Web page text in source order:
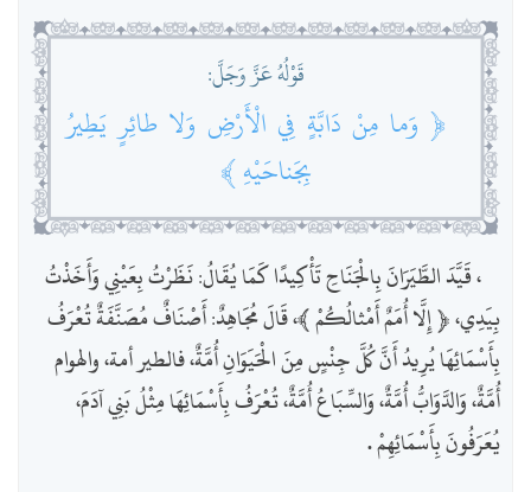
قَوْلُهُ عَزَّ وَجَلَّ:
﴿ وَما مِنْ دَابَّةٍ فِي الْأَرْضِ وَلا طائِرٍ يَطِيرُ
بِجَناحَيْهِ ﴾
، قَيَّدَ الطَّيَرَانَ بِالْجَنَاحِ تَأْكِيدًا كَمَا يُقَالُ: نَظَرْتُ بِعَيْنِي وَأَخَذْتُ
بِيَدِي، ﴿ إِلَّا أُمَمٌ أَمْثالُكُمْ ﴾، قَالَ مُجَاهِدٌ: أَصْنَافٌ مُصَنَّفَةٌ تُعْرَفُ
بِأَسْمَائِهَا يُرِيدُ أَنَّ كُلَّ جِنْسٍ مِنَ الْحَيَوَانِ أُمَّةٌ، فالطير أمة، والهوام
أُمَّةٌ، وَالدَّوَابُّ أُمَّةٌ، وَالسِّبَاعُ أُمَّةٌ، تُعْرَفُ بِأَسْمَائِهَا مِثْلُ بَنِي آدَمَ،
يُعَرَفُونَ بِأَسْمَائِهِمْ .